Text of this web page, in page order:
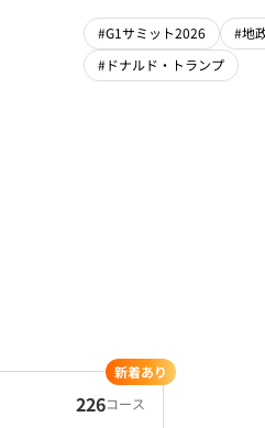
#G1サミット2026
#地
#ドナルド・トランプ
226コース
新着あり